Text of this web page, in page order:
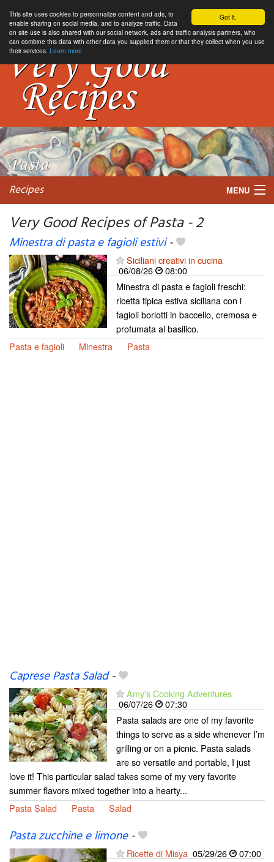
Got it.
This site uses cookies to personnalize content and ads, to
enable sharing on social media, and to analyze traffic. Data
on site use is also shared with our social network, ads and traffic analysis partners, who
can combine this data with other data you supplied them or that they collect when you use
their services. Learn more
Recipes MENU
My favorite blogs
Very Good Recipes of Pasta - 2
Minestra di pasta e fagioli estivi-
Siciliani creativi in cucina
06/08/26
08:00
Minestra di pasta e fagioli freschi:
ricetta tipica estiva siciliana con i
fagioli borlotti in baccello, cremosa e
profumata al basilico.
Pasta e fagioli
Minestra Pasta
Caprese Pasta Salad-
Amy's Cooking Adventures
06/07/26
07:30
Pasta salads are one of my favorite
things to serve as a side whenever I’m
grilling or on a picnic. Pasta salads
are so versatile and portable, I just
love it! This particular salad takes some of my very favorite
summer flavors mixed together into a hearty...
Pasta Salad
Pasta Salad
Pasta zucchine e limone-
Ricette di Misya 05/29/26
07:00